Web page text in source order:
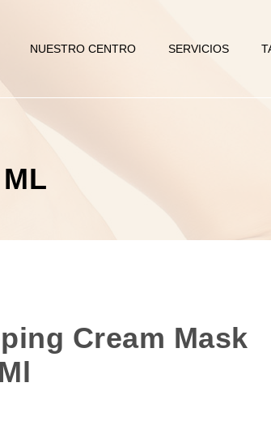
NUESTRO CENTRO SERVICIOS
Cream Mask